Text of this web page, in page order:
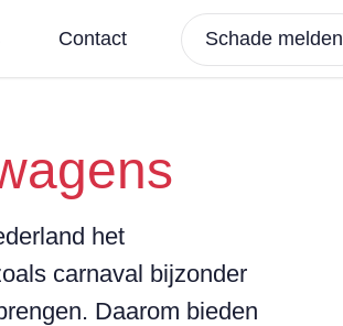
Contact Schade melden
het
carnaval bijzonder
Daarom bieden